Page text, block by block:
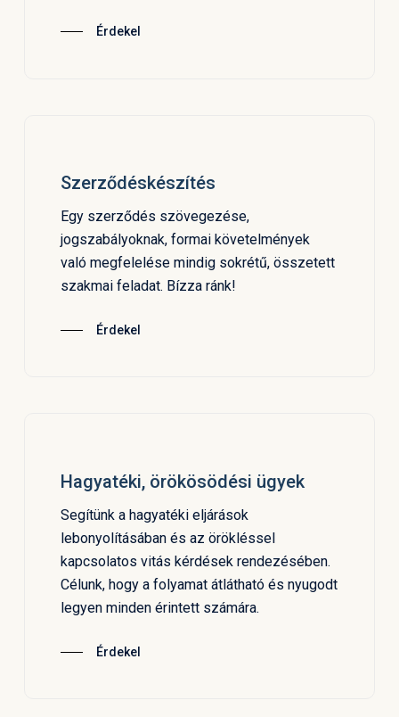
Érdekel
Szerződéskészítés
Egy szerződés szövegezése,
jogszabályoknak, formai követelmények
való megfelelése mindig sokrétű, összetett
szakmai feladat. Bízza ránk!
Érdekel
Hagyatéki, örökösödési ügyek
Segítünk a hagyatéki eljárások
lebonyolításában és az örökléssel
kapcsolatos vitás kérdések rendezésében.
Célunk, hogy a folyamat átlátható és nyugodt
legyen minden érintett számára.
Érdekel